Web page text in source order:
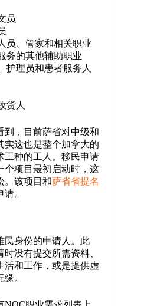
员
员、管家和相关职业
务的其他辅助职业
护理员和患者服务人
货人
到，目前萨省对中级和
实这也是整个加拿大的
工种的工人。移民申请
个项目最初启动时，这
。该项目和萨省省提名
。
民身份的申请人。此
没有提交所需资料、
活和工作，或是提供虚
。